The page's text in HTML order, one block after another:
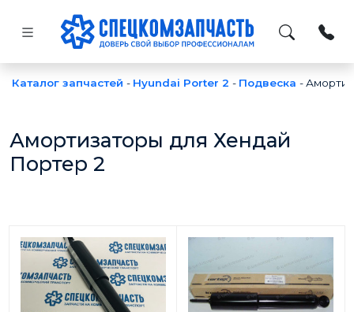
Каталог запчастей - Hyundai Porter 2 - Подвеска -
Амортизаторы для Хендай
Портер 2